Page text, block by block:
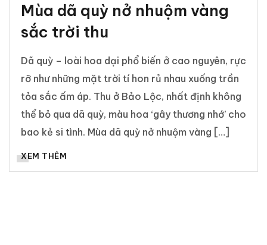
Mùa dã quỳ nở nhuộm vàng
sắc trời thu
Dã quỳ – loài hoa dại phổ biến ở cao nguyên, rực
rỡ như những mặt trời tí hon rủ nhau xuống trần
tỏa sắc ấm áp. Thu ở Bảo Lộc, nhất định không
thể bỏ qua dã quỳ, màu hoa ‘gây thương nhớ’ cho
bao kẻ si tình. Mùa dã quỳ nở nhuộm vàng […]
XEM THÊM